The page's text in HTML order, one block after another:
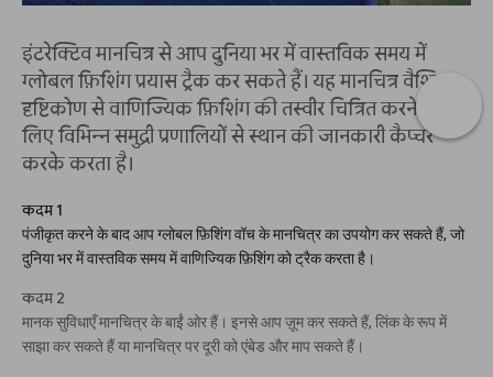
इंटरेक्टिव मानचित्र से आप दुनिया भर में वास्तविक समय में
ग्लोबल फ़िशिंग प्रयास ट्रैक कर सकते हैं। यह मानचित्र वैश्विक
दृष्टिकोण से वाणिज्यिक फ़िशिंग की तस्वीर चित्रित करने के
लिए विभिन्न समुद्री प्रणालियों से स्थान की जानकारी कैप्चर
करके करता है।
कदम 1
पंजीकृत करने के बाद आप ग्लोबल फ़िशिंग वॉच के मानचित्र का उपयोग कर सकते हैं, जो
दुनिया भर में वास्तविक समय में वाणिज्यिक फ़िशिंग को ट्रैक करता है।
कदम 2
मानक सुविधाएँ मानचित्र के बाईं ओर हैं। इनसे आप ज़ूम कर सकते हैं, लिंक के रूप में
साझा कर सकते हैं या मानचित्र पर दूरी को एंबेड और माप सकते हैं।